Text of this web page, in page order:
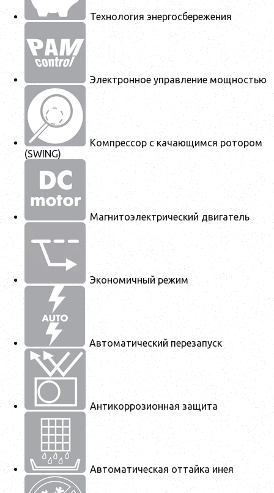
Технология энергосбережения
Электронное управление мощностью
Компрессор с качающимся ротором
(SWING)
Магнитоэлектрический двигатель
Экономичный режим
Автоматический перезапуск
Антикоррозионная защита
Автоматическая оттайка инея